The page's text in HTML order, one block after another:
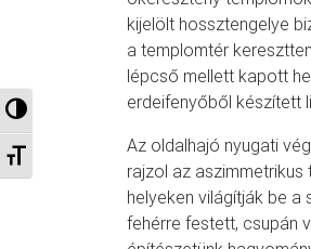
Nagy kontraszt váltása
Betűméret váltása
kijelölt hossztengelye
a templomtér
lépcső mellett kapott
erdeifenyőből készített
Az oldalhajó nyugati
rajzol az
helyeken világítják be
fehérre festett, csupán